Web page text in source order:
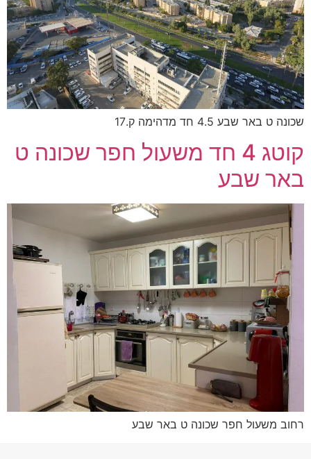
שכונה ט באר שבע 4.5 חד מדהימה ק.17
קוטג 4 חד משעול חפר שכונה ט
באר שבע
רחוב משעול חפר שכונה ט באר שבע